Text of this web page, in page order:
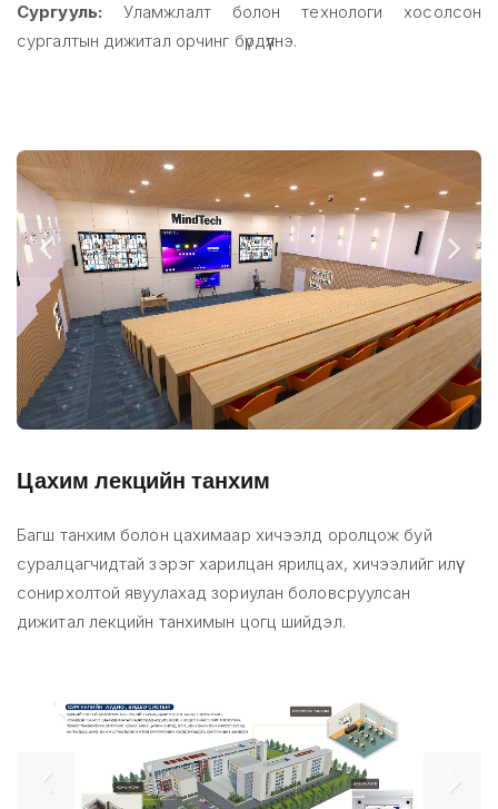
Сургууль: Уламжлалт болон технологи хосолсон
сургалтын дижитал орчинг бүрдүүлнэ.
Цахим лекцийн танхим
Багш танхим болон цахимаар хичээлд оролцож буй
суралцагчидтай зэрэг харилцан ярилцах, хичээлийг илүү
сонирхолтой явуулахад зориулан боловсруулсан
дижитал лекцийн танхимын цогц шийдэл.